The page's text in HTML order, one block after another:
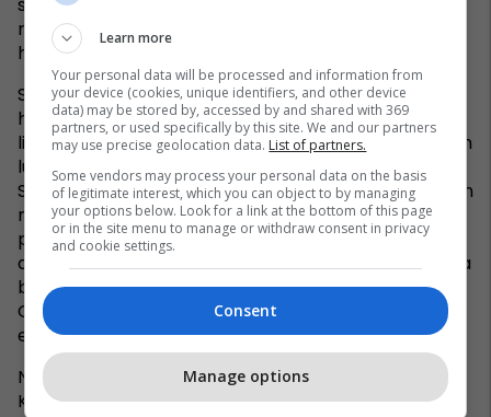
shpejti. Zoti Nediq më pas do të mund të marrë
meritën historike se gjatë sundimit të tij çështja
hebraike në Serbi është zgjidhur plotësisht”.
Sipas shkrimtarit Filip David, i cili ishte hebre, pakica
hebraike në Serbi pësoi jo vetëm nga terrori dhe
ligjet racore të nazistëve, por “një rol të rëndësishëm
luajti edhe xhandarmëria e Nediqit dhe Policia
Speciale për Hebrenjtë dhe Romët, e cila kreu pjesën
më të madhe të logjistikës në zgjidhjen
përfundimtare të çështjes hebraike. Përpilonte lista,
arrestonte shtëpi më shtëpi, nxirrte gjimnazistët nga
bankat e shkollës dhe bashkëpunonte ngushtë me
Gestapon për dërgimin e tyre në kampe. Vetëm
ekzekutimi i ishte lënë në dorë okupatorit”.
Nuk ishte vetëm Nediqi bashkëpunëtor i fashizmit.
Kisha Ortodokse Serbe e ka shpallur më 2003
Learn more
Your personal data will be processed and information from
your device (cookies, unique identifiers, and other device
data) may be stored by, accessed by and shared with 369
partners, or used specifically by this site. We and our partners
may use precise geolocation data. List of partners.
Some vendors may process your personal data on the basis
of legitimate interest, which you can object to by managing
your options below. Look for a link at the bottom of this page
or in the site menu to manage or withdraw consent in privacy
and cookie settings.
Consent
Manage options